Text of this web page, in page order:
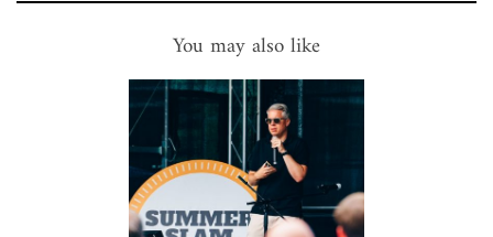
You may also like